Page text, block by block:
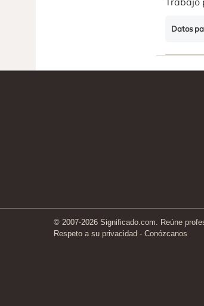
Datos
© 2007-2026 Significado.com. Reúne
Respeto a su privacidad- Conózcanos